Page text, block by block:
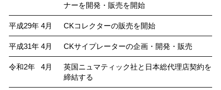
ナーを開発・販売を開始
平成29年 4月 CKコレクターの販売を開始
平成31年 4月 CKサイプレーターの企画・開発・販売
令和2年 4月
英国ニュマティック社と日本総代理店契約を
締結する